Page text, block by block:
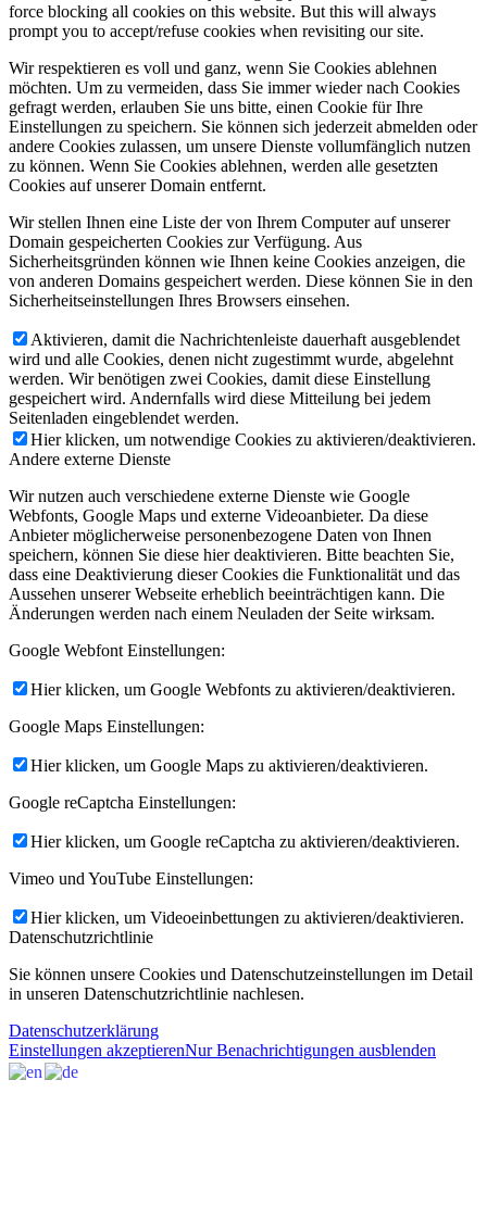
force blocking all cookies on this website. But this will always
prompt you to accept/refuse cookies when revisiting our site.
Wir respektieren es voll und ganz, wenn Sie Cookies ablehnen
möchten. Um zu vermeiden, dass Sie immer wieder nach Cookies
gefragt werden, erlauben Sie uns bitte, einen Cookie für Ihre
Einstellungen zu speichern. Sie können sich jederzeit abmelden oder
andere Cookies zulassen, um unsere Dienste vollumfänglich nutzen
zu können. Wenn Sie Cookies ablehnen, werden alle gesetzten
Cookies auf unserer Domain entfernt.
Wir stellen Ihnen eine Liste der von Ihrem Computer auf unserer
Domain gespeicherten Cookies zur Verfügung. Aus
Sicherheitsgründen können wie Ihnen keine Cookies anzeigen, die
von anderen Domains gespeichert werden. Diese können Sie in den
Sicherheitseinstellungen Ihres Browsers einsehen.
Aktivieren, damit die Nachrichtenleiste dauerhaft ausgeblendet
wird und alle Cookies, denen nicht zugestimmt wurde, abgelehnt
werden. Wir benötigen zwei Cookies, damit diese Einstellung
gespeichert wird. Andernfalls wird diese Mitteilung bei jedem
Seitenladen eingeblendet werden.
Hier klicken, um notwendige Cookies zu aktivieren/deaktivieren.
Andere externe Dienste
Wir nutzen auch verschiedene externe Dienste wie Google
Webfonts, Google Maps und externe Videoanbieter. Da diese
Anbieter möglicherweise personenbezogene Daten von Ihnen
speichern, können Sie diese hier deaktivieren. Bitte beachten Sie,
dass eine Deaktivierung dieser Cookies die Funktionalität und das
Aussehen unserer Webseite erheblich beeinträchtigen kann. Die
Änderungen werden nach einem Neuladen der Seite wirksam.
Google Webfont Einstellungen:
Hier klicken, um Google Webfonts zu aktivieren/deaktivieren.
Google Maps Einstellungen:
Hier klicken, um Google Maps zu aktivieren/deaktivieren.
Google reCaptcha Einstellungen:
Hier klicken, um Google reCaptcha zu aktivieren/deaktivieren.
Vimeo und YouTube Einstellungen:
Hier klicken, um Videoeinbettungen zu aktivieren/deaktivieren.
Datenschutzrichtlinie
Sie können unsere Cookies und Datenschutzeinstellungen im Detail
in unseren Datenschutzrichtlinie nachlesen.
Datenschutzerklärung
Einstellungen akzeptierenNur Benachrichtigungen ausblenden